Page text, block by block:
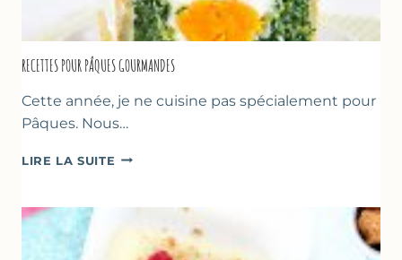
RECETTES POUR PÂQUES GOURMANDES
Cette année, je ne cuisine pas spécialement pour
Pâques. Nous…
LIRE LA SUITE RECETTES
GOURMANDES